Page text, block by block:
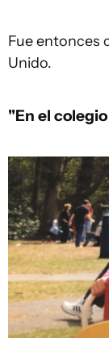
Fue entonces
Unido.
"En el